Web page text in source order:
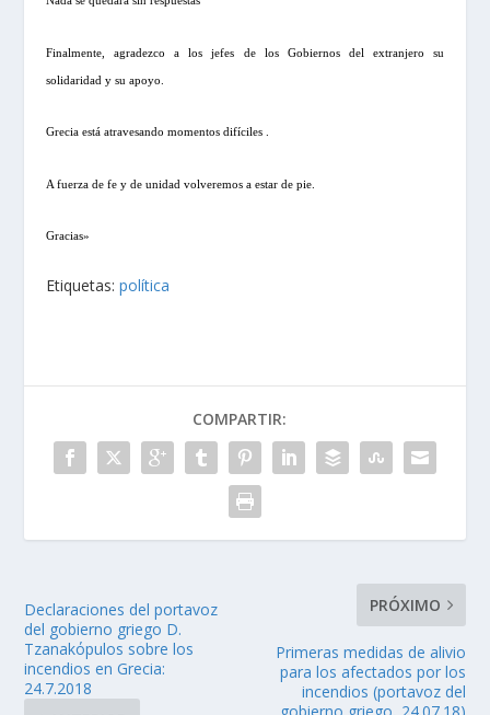
Finalmente, agradezco a los jefes de los Gobiernos del extranjero su
solidaridad y su apoyo.
Grecia está atravesando momentos difíciles .
A fuerza de fe y de unidad volveremos a estar de pie.
Gracias»
Etiquetas:política
COMPARTIR:
Declaraciones del portavoz
del gobierno griego D.
Tzanakόpulos sobre los
incendios en Grecia:
24.7.2018
PRÓXIMO
Primeras medidas de alivio
para los afectados por los
incendios (portavoz del